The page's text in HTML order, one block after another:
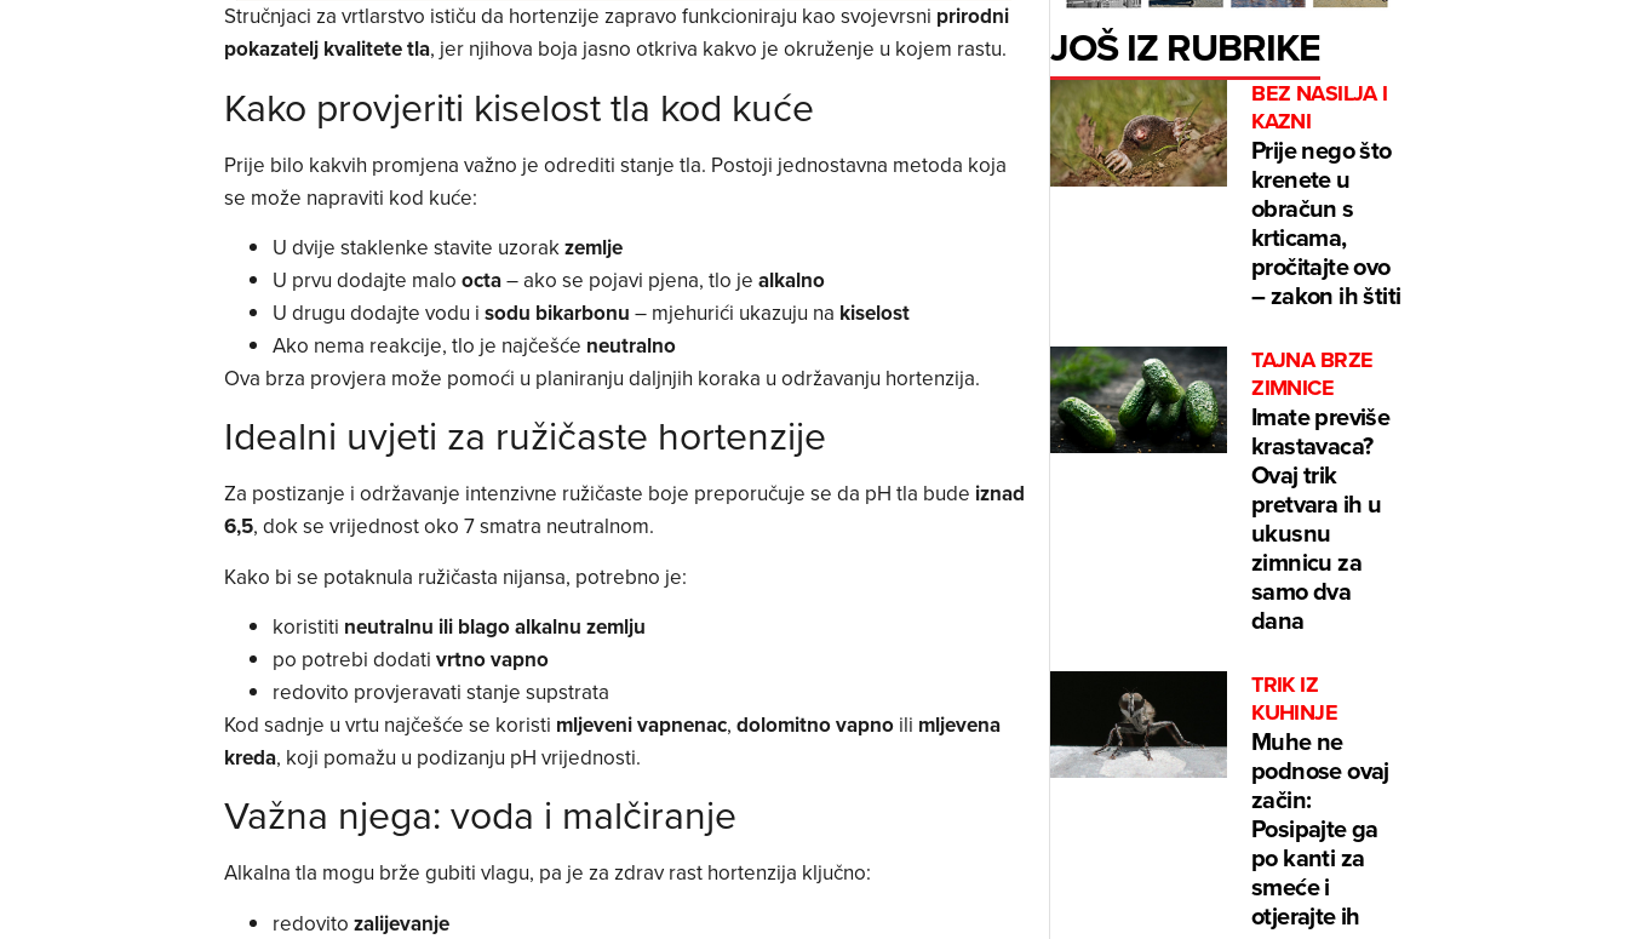
Stručnjaci za vrtlarstvo ističu da hortenzije zapravo funkcioniraju kao svojevrsni prirodni
pokazatelj kvalitete tla, jer njihova boja jasno otkriva kakvo je okruženje u kojem rastu.
Kako provjeriti kiselost tla kod kuće
Prije bilo kakvih promjena važno je odrediti stanje tla. Postoji jednostavna metoda koja
se može napraviti kod kuće:
U dvije staklenke stavite uzorakzemlje
U prvu dodajte malo octa– ako se pojavi pjena, tlo je alkalno
U drugu dodajte vodu i sodu bikarbonu – mjehurići ukazuju na kiselost
Ako nema reakcije, tlo je najčešće neutralno
Ova brza provjera može pomoći u planiranju daljnjih koraka u održavanju hortenzija.
Idealni uvjeti za ružičaste hortenzije
Za postizanje i održavanje intenzivne ružičaste boje preporučuje se da pH tla bude iznad
6,5, dok se vrijednost oko 7 smatra neutralnom.
Kako bi se potaknula ružičasta nijansa, potrebno je:
koristiti neutralnu ili blago alkalnu zemlju
po potrebi dodati vrtno vapno
redovito provjeravati stanje supstrata
Kod sadnje u vrtu najčešće se koristi mljeveni vapnenac, dolomitno vapnoili mljevena
kreda, koji pomažu u podizanju pH vrijednosti.
Važna njega: voda i malčiranje
Alkalna tla mogu brže gubiti vlagu, pa je za zdrav rast hortenzija ključno:
redovito zalijevanje
JOŠ IZ RUBRIKE
BEZ NASILJA I
KAZNI
Prije nego što
krenete u
obračun s
krticama,
pročitajte ovo
– zakon ih štiti
TAJNA BRZE
ZIMNICE
Imate previše
krastavaca?
Ovaj trik
pretvara ih u
ukusnu
zimnicu za
samo dva
dana
TRIK IZ
KUHINJE
Muhe ne
podnose ovaj
začin:
Posipajte ga
po kanti za
smeće i
otjerajte ih